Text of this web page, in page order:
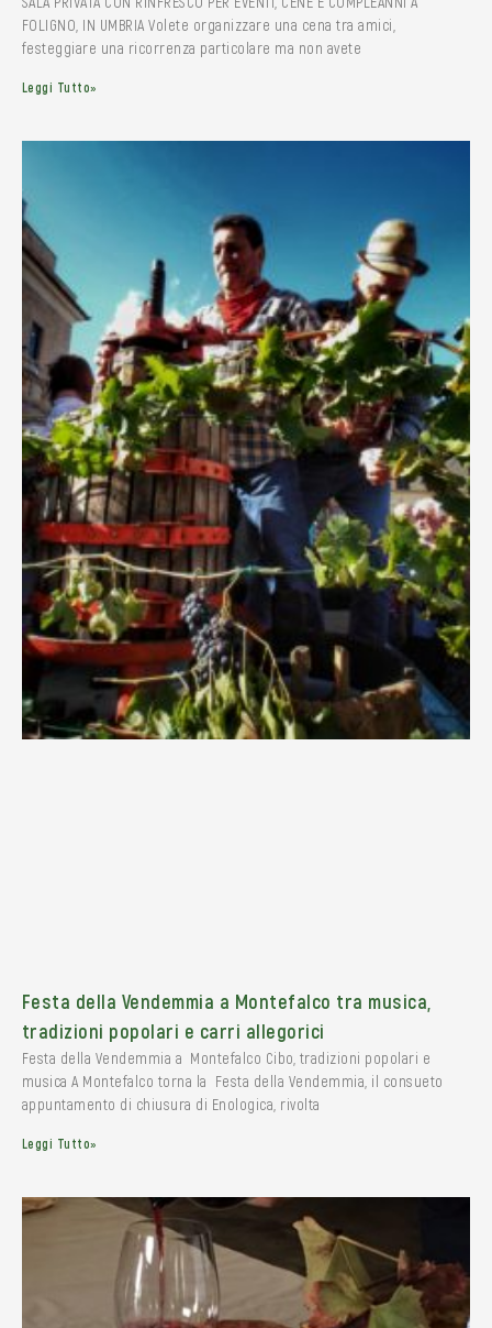
FOLIGNO, IN UMBRIA Volete organizzare una cena tra amici,
festeggiare una ricorrenza particolare ma non avete
Leggi Tutto»
Festa della Vendemmia a Montefalco tra musica,
tradizioni popolari e carri allegorici
Festa della Vendemmia a Montefalco Cibo, tradizioni popolari e
musica A Montefalco torna la Festa della Vendemmia, il consueto
appuntamento di chiusura di Enologica, rivolta
Leggi Tutto»